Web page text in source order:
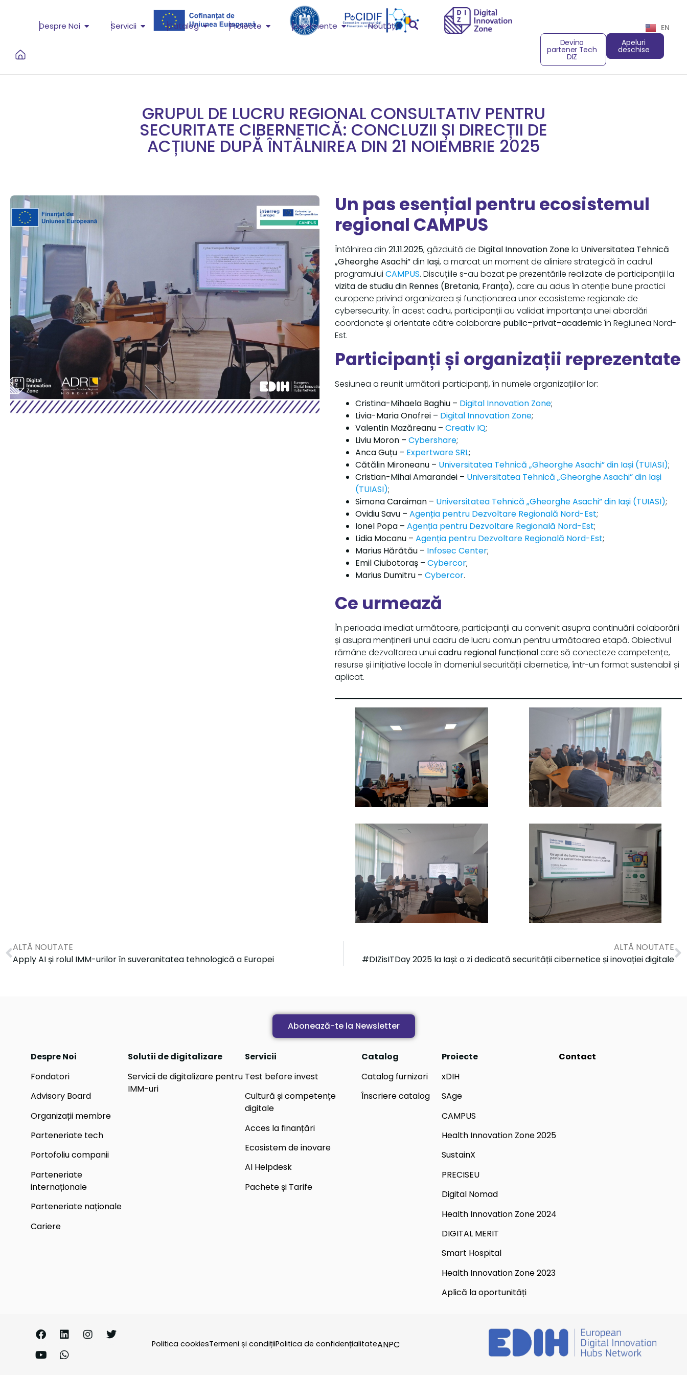
Despre Noi Servicii Catalog Proiecte Evenimente Noutăți
EN
Devino
partener Tech
DIZ
Apeluri
deschise
GRUPUL DE LUCRU REGIONAL CONSULTATIV PENTRU
SECURITATE CIBERNETICĂ: CONCLUZII ȘI DIRECȚII DE
ACȚIUNE DUPĂ ÎNTÂLNIREA DIN 21 NOIEMBRIE 2025
Un pas esențial pentru ecosistemul
regional CAMPUS
Întâlnirea din21.11.2025, găzduită de Digital Innovation Zonela Universitatea Tehnică
„Gheorghe Asachi”din Iași, a marcat un moment de aliniere strategică în cadrul
programuluiCAMPUS. Discuțiile s-au bazat pe prezentările realizate de participanții la
vizita de studiu din Rennes (Bretania, Franța), care au adus în atenție bune practici
europene privind organizarea și funcționarea unor ecosisteme regionale de
cybersecurity. În acest cadru, participanții au validat importanța unei abordări
coordonate și orientate către colaborare public–privat–academic în Regiunea Nord-
Est.
Participanți și organizații reprezentate
Sesiunea a reunit următorii participanți, în numele organizațiilor lor:
Cristina-Mihaela Baghiu – Digital Innovation Zone;
Livia-Maria Onofrei – Digital Innovation Zone;
Valentin Mazăreanu –Creativ IQ;
Liviu Moron –Cybershare;
Anca Guțu – Expertware SRL;
Cătălin Mironeanu – Universitatea Tehnică „Gheorghe Asachi” din Iași (TUIASI);
Cristian-Mihai Amarandei – Universitatea Tehnică „Gheorghe Asachi” din Iași
(TUIASI);
Simona Caraiman – Universitatea Tehnică „Gheorghe Asachi” din Iași (TUIASI);
Ovidiu Savu –Agenția pentru Dezvoltare Regională Nord-Est;
Ionel Popa –Agenția pentru Dezvoltare Regională Nord-Est;
Lidia Mocanu –Agenția pentru Dezvoltare Regională Nord-Est;
Marius Hărătău – Infosec Center;
Emil Ciubotoraș –Cybercor;
Marius Dumitru –Cybercor.
Ce urmează
În perioada imediat următoare, participanții au convenit asupra continuării colaborării
și asupra menținerii unui cadru de lucru comun pentru următoarea etapă. Obiectivul
rămâne dezvoltarea unuicadru regional funcționalcare să conecteze competențe,
resurse și inițiative locale în domeniul securității cibernetice, într-un format sustenabil și
aplicat.
ALTĂ NOUTATE
Apply AI și rolul IMM-urilor în suveranitatea tehnologică a Europei
ALTĂ NOUTATE
#DIZisITDay 2025 la Iași: o zi dedicată securității cibernetice și inovației digitale
Abonează-te la Newsletter
Despre Noi
Fondatori
Advisory Board
Organizații membre
Parteneriate tech
Portofoliu companii
Parteneriate
internaționale
Parteneriate naționale
Cariere
Solutii de digitalizare
Servicii de digitalizare pentru
IMM-uri
Servicii
Test before invest
Cultură și competențe
digitale
Acces la finanțări
Ecosistem de inovare
AI Helpdesk
Pachete și Tarife
Catalog
Catalog furnizori
Înscriere catalog
Proiecte
xDIH
SAge
CAMPUS
Health Innovation Zone 2025
SustainX
PRECISEU
Digital Nomad
Health Innovation Zone 2024
DIGITAL MERIT
Smart Hospital
Health Innovation Zone 2023
Aplică la oportunități
Contact
Politica cookiesTermeni și condițiiPolitica de confidențialitateANPC